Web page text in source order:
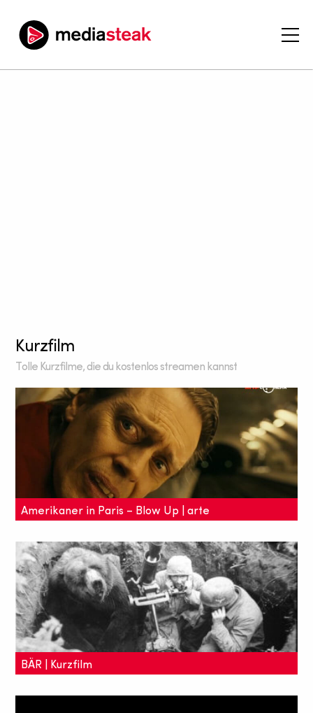
Kurzfilm
Tolle Kurzfilme, die du kostenlos streamen kannst
Amerikaner in Paris – Blow Up | arte
Wo geht man so hin als Amerikaner in Paris? Arte
beantwortet dies in seinem Filmmagazin Blow Up
mit einer Zusammenstellung von Filmen.
BÄR | Kurzfilm
Für seinen Animationsfilm hat Pascal Flörks einen